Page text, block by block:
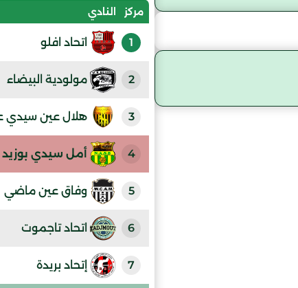
مركز النادي
1 اتحاد افلو
2 مولودية البيضاء
3 هلال عين سيدي
4 أمل سيدي بوزيد
5 وفاق عين ماضي
6 اتحاد تاجموت
7 إتحاد بريدة